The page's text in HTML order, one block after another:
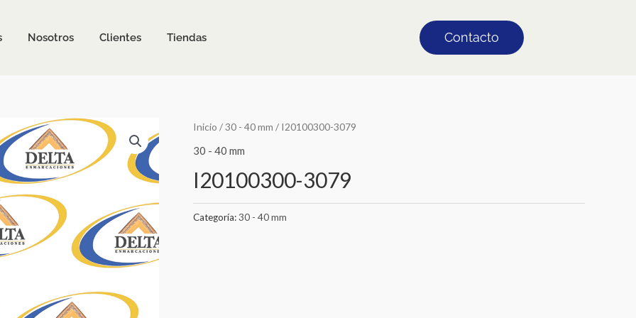
Nosotros Clientes Tiendas Contacto
Inicio /30 - 40 mm / I20100300-3079
30 - 40 mm
I20100300-3079
Categoría:30 - 40 mm